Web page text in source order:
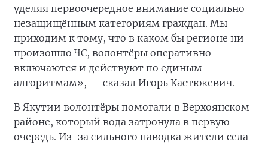
уделяя первоочередное внимание социально
незащищённым категориям граждан. Мы
приходим к тому, что в каком бы регионе ни
произошло ЧС, волонтёры оперативно
включаются и действуют по единым
алгоритмам», — сказал Игорь Кастюкевич.
В Якутии волонтёры помогали в Верхоянском
районе, который вода затронула в первую
очередь. Из-за сильного паводка жители села